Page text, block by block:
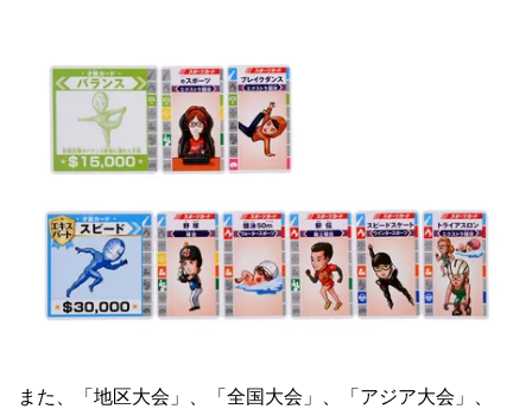
また、「地区大会」、「全国大会」、「アジア大会」、